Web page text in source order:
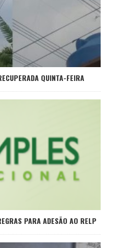
QUINTA-FEIRA
PARA ADESÃO AO RELP